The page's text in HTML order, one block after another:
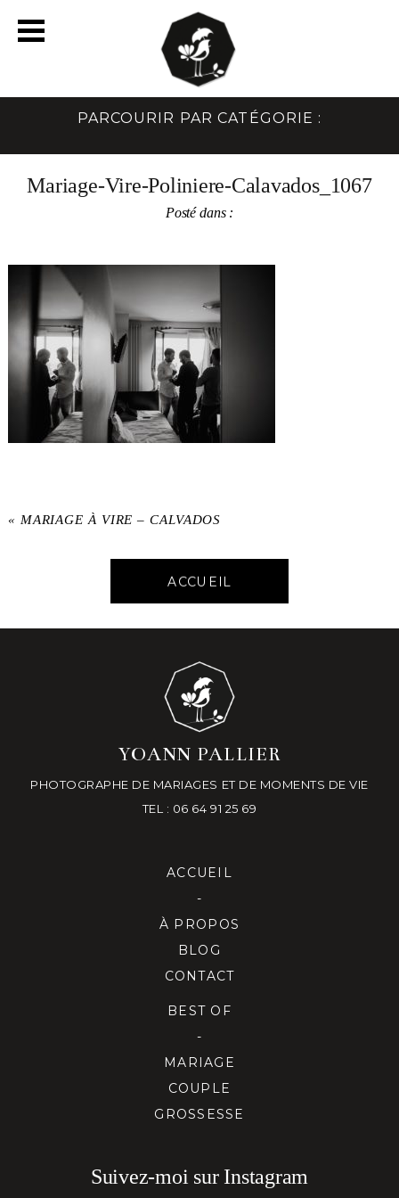
PARCOURIR PAR CATÉGORIE :
Mariage-Vire-Poliniere-Calavados_1067
Posté dans :
« MARIAGE À VIRE – CALVADOS
ACCUEIL
YOANN PALLIER
PHOTOGRAPHE DE MARIAGES ET DE MOMENTS DE VIE
TEL : 06 64 91 25 69
ACCUEIL
-
À PROPOS
BLOG
CONTACT
BEST OF
-
MARIAGE
COUPLE
GROSSESSE
Suivez-moi sur Instagram